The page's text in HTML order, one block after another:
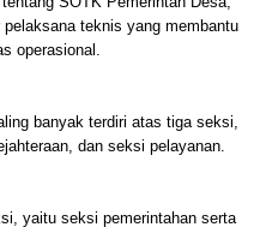
teknis yang membantu
operasional.
banyak terdiri atas tiga seksi,
dan seksi pelayanan.
yaitu seksi pemerintahan serta